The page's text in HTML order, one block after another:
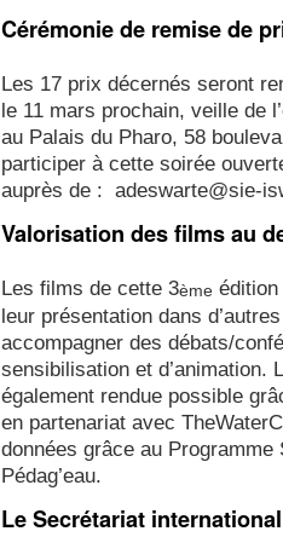
Cérémonie de remise de
Les 17 prix décernés seront
le 11 mars prochain, veille de
au Palais du Pharo, 58
participer à cette soirée
auprès de : adeswarte@sie-
Valorisation des films au
Les films de cette 3ème
leur présentation dans
accompagner des débats/
sensibilisation et d’animation.
également rendue possible
en partenariat avec
données grâce au Programme
Pédag’eau.
Le Secrétariat